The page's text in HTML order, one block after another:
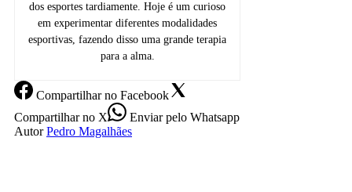
dos esportes tardiamente. Hoje é um curioso
em experimentar diferentes modalidades
esportivas, fazendo disso uma grande terapia
para a alma.
Compartilharno Facebook
Compartilharno X Enviarpelo Whatsapp
Autor Pedro Magalhães